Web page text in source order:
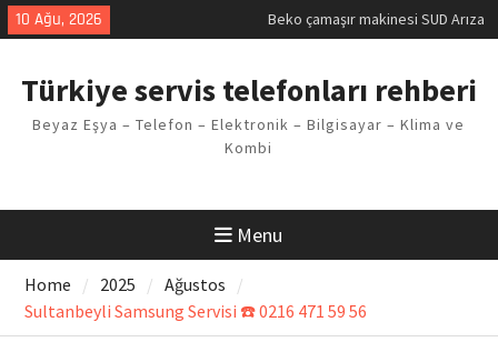
Skip
to
10 Ağu, 2026
Demirdöküm buzdolabı E1 Arıza
Kodu
Arızası Çözümü
E02 Arıza Kodu Regal kombi
Sorunu
Türkiye servis telefonları rehberi
Beyaz Eşya – Telefon – Elektronik – Bilgisayar – Klima ve
Kombi
Menu
Home 2025
Ağustos
Sultanbeyli Samsung Servisi ☎️ 0216 471 59 56